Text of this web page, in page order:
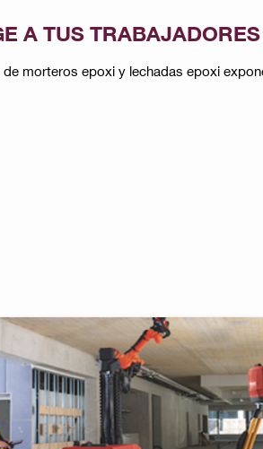
A TUS
de morteros epoxi y lechadas epoxi